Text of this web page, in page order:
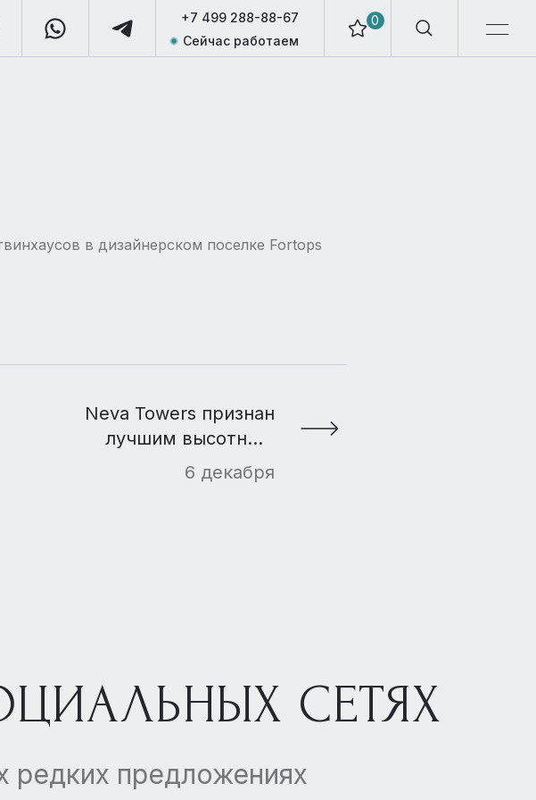
0
+7 499 288-88-67
Сейчас работаем
в дизайнерском поселке Fortops
Neva Towers признан
лучшим высотным
проектом в мире
6 декабря
СЕТЯХ
редких предложениях